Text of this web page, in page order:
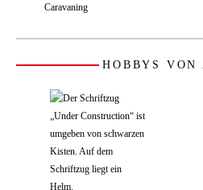
Caravaning
HOBBYS VON